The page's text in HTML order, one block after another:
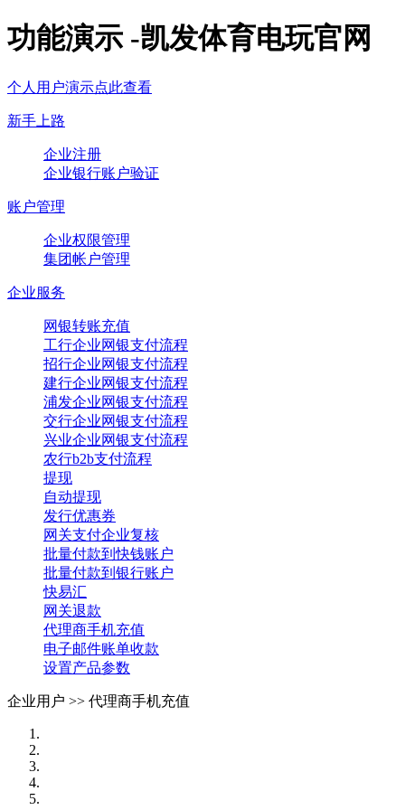
功能演示 -凯发体育电玩官网
个人用户演示点此查看
新手上路
企业注册
企业银行账户验证
账户管理
企业权限管理
集团帐户管理
企业服务
网银转账充值
工行企业网银支付流程
招行企业网银支付流程
建行企业网银支付流程
浦发企业网银支付流程
交行企业网银支付流程
兴业企业网银支付流程
农行b2b支付流程
提现
自动提现
发行优惠券
网关支付企业复核
批量付款到快钱账户
批量付款到银行账户
快易汇
网关退款
代理商手机充值
电子邮件账单收款
设置产品参数
企业用户 >> 代理商手机充值